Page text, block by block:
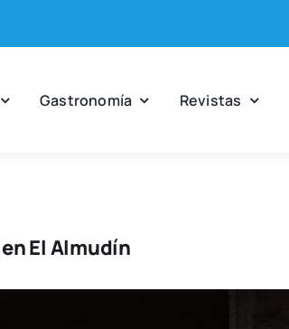
Gas­tro­no­mía Revis­tas
El Almudín